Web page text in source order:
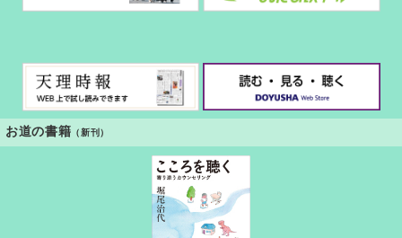
お道の書籍 （新刊）